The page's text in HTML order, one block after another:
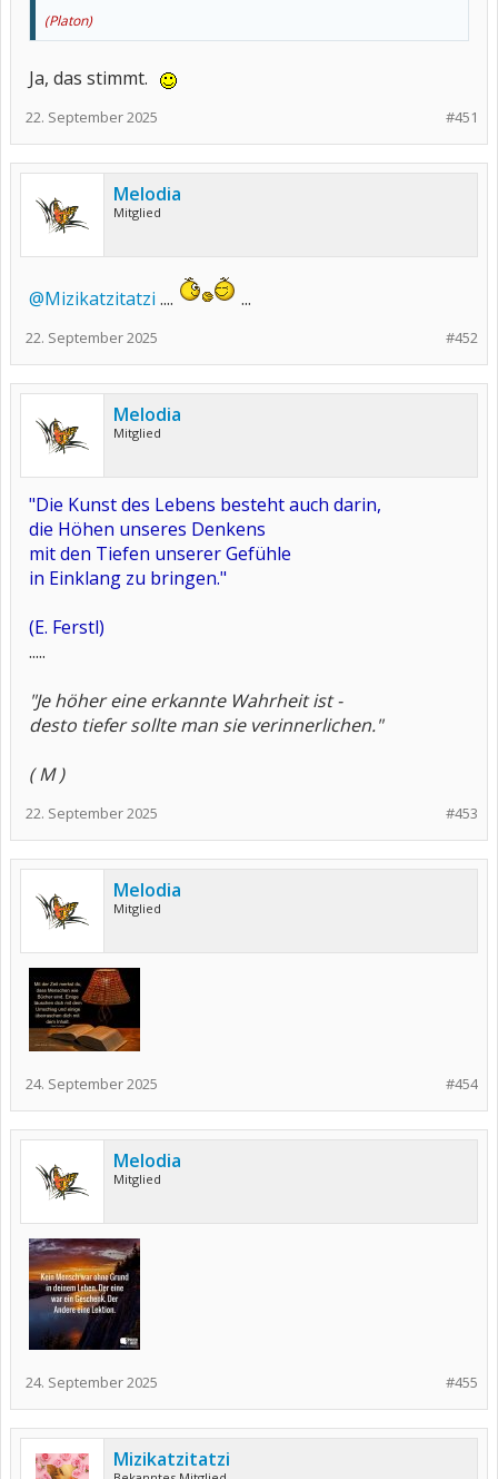
(Platon)
Ja, das stimmt.
#451
22. September 2025
Melodia
Mitglied
@Mizikatzitatzi .... ...
#452
22. September 2025
Melodia
Mitglied
"Die Kunst des Lebens besteht auch darin,
die Höhen unseres Denkens
mit den Tiefen unserer Gefühle
in Einklang zu bringen."
(E. Ferstl)
.....
"Je höher eine erkannte Wahrheit ist -
desto tiefer sollte man sie verinnerlichen."
( M )
#453
22. September 2025
Melodia
Mitglied
#454
24. September 2025
Melodia
Mitglied
#455
24. September 2025
Mizikatzitatzi